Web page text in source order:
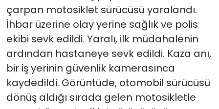
çarpan motosiklet sürücüsü yaralandı.
İhbar üzerine olay yerine sağlık ve polis
ekibi sevk edildi. Yaralı, ilk müdahalenin
ardından hastaneye sevk edildi. Kaza anı,
bir iş yerinin güvenlik kamerasınca
kaydedildi. Görüntüde, otomobil sürücüsü
dönüş aldığı sırada gelen motosikletle